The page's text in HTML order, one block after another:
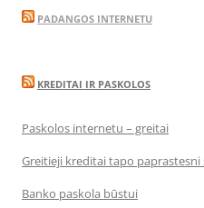
PADANGOS INTERNETU
KREDITAI IR PASKOLOS
Paskolos internetu – greitai
Greitieji kreditai tapo paprastesni
Banko paskola būstui